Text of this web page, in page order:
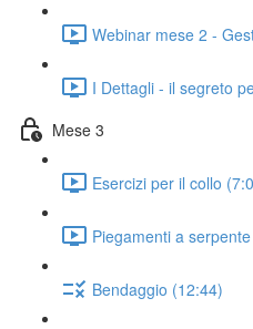
Webinar mese 2 -
I Dettagli - il segreto
Mese 3
Esercizi per il collo
Piegamenti a
Bendaggio (12:44)